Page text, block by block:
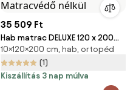
35 509 Ft
Hab matrac DELUXE 120 x 200
cm Matracvédő: Matracvédő
nélkül
10×120×200 cm, hab, ortopéd
(1)
Kiszállítás 3 nap múlva